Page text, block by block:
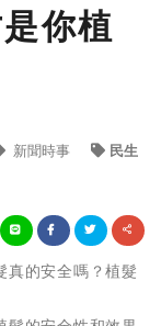
你植
新聞時事 民生
真的安全嗎？植髮